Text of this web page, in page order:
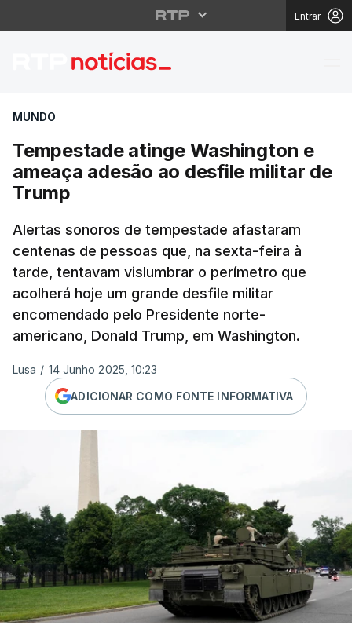
Entrar
Tempestade atinge
MUNDO
Tempestade atinge Washington e
ameaça adesão ao desfile militar de
Trump
Alertas sonoros de tempestade afastaram
centenas de pessoas que, na sexta-feira à
tarde, tentavam vislumbrar o perímetro que
acolherá hoje um grande desfile militar
encomendado pelo Presidente norte-
americano, Donald Trump, em Washington.
Lusa / 14 Junho 2025, 10:23
ADICIONAR COMO FONTE INFORMATIVA